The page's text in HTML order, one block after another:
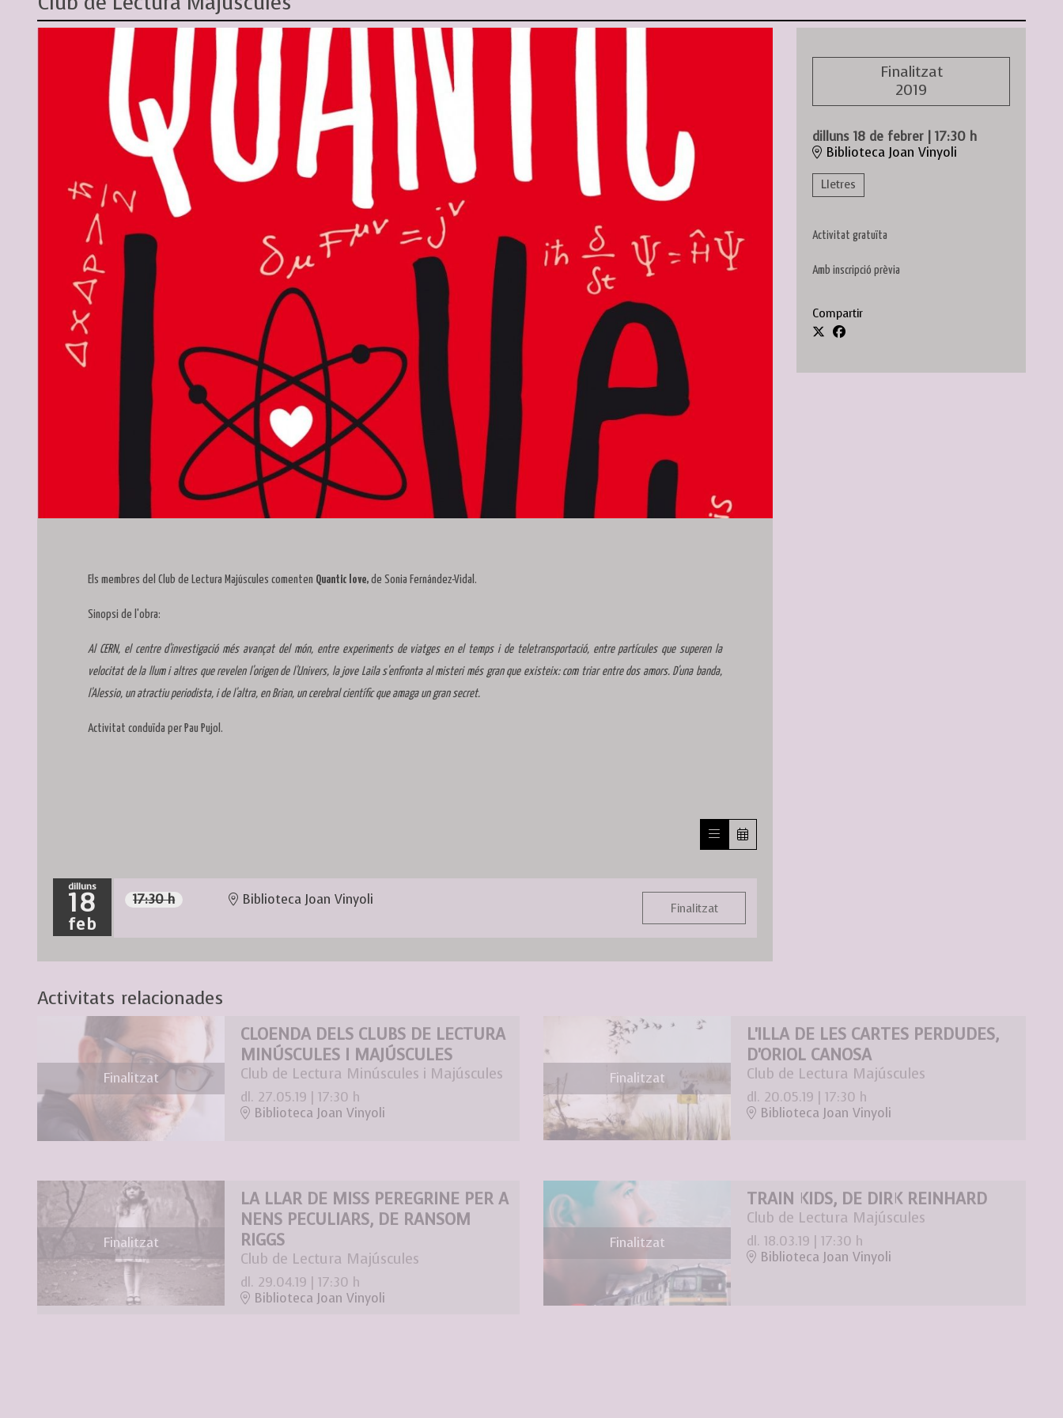
Finalitzat
2019
dilluns 18 de febrer | 17:30 h
Biblioteca Joan Vinyoli
Lletres
Activitat gratuïta
Amb inscripció prèvia
Compartir
Els membres del Club de Lectura Majúscules comenten Quantic love, de Sonia Fernández-Vidal.
Sinopsi de l'obra:
Al CERN, el centre d'investigació més avançat del món, entre experiments de viatges en el temps i de teletransportació, entre partícules que superen la
velocitat de la llum i altres que revelen l'origen de l'Univers, la jove Laila s'enfronta al misteri més gran que existeix: com triar entre dos amors. D'una banda,
l'Alessio, un atractiu periodista, i de l'altra, en Brian, un cerebral científic que amaga un gran secret.
Activitat conduïda per Pau Pujol.
dilluns
18
feb
17:30 h Biblioteca Joan Vinyoli
Finalitzat
Activitats relacionades
Finalitzat
CLOENDA DELS CLUBS DE LECTURA
MINÚSCULES I MAJÚSCULES
Club de Lectura Minúscules i Majúscules
dl. 27.05.19
17:30 h
Biblioteca Joan Vinyoli
Finalitzat
L'ILLA DE LES CARTES PERDUDES,
D'ORIOL CANOSA
Club de Lectura Majúscules
dl. 20.05.19
17:30 h
Biblioteca Joan Vinyoli
Finalitzat
LA LLAR DE MISS PEREGRINE PER A
NENS PECULIARS, DE RANSOM
RIGGS
Club de Lectura Majúscules
dl. 29.04.19
17:30 h
Biblioteca Joan Vinyoli
Finalitzat
TRAIN KIDS, DE DIRK REINHARD
Club de Lectura Majúscules
dl. 18.03.19
17:30 h
Biblioteca Joan Vinyoli